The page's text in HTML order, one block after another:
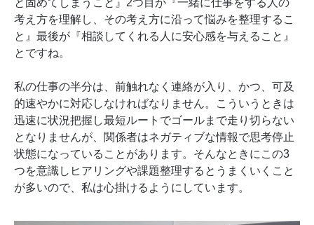
考え方を理解し、その考え方に沿って悩みを整理するこ
と』最後が『相談してくれる人に安心感を与えること』
とですね。
私の仕事の半分は、前触れなく連絡が入り、かつ、可及
的速やかに対応しなければなりません。こういうときは
迅速に状況把握し最短ルートでゴールまで走り切らない
となりませんが、関係者はネガティブな情報で思考停止
状態になっていることがあります。そんなときにこの3
つを意識しヒアリングや課題整理するとうまくいくこと
が多いので、私は心掛けるようにしています。